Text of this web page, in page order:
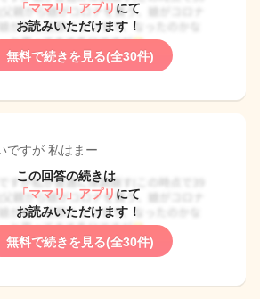
「ママリ」アプリ にて
お読みいただけます！
無料で続きを見る(全30件)
ですが 私はまー…
この回答の続きは
「ママリ」アプリ にて
お読みいただけます！
無料で続きを見る(全30件)